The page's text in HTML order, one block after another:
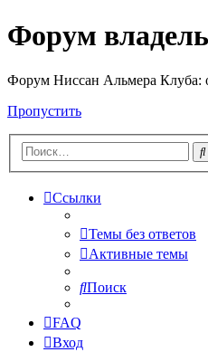
Форум
Форум Ниссан Альмера Клуба:
Пропустить
Ссылки
Темы без ответов
Активные темы
Поиск
FAQ
Вход